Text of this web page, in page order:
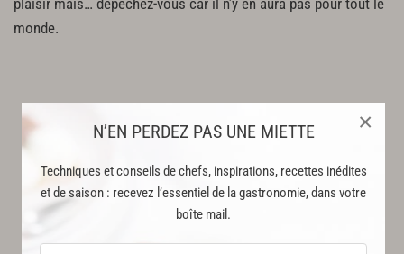
N’EN PERDEZ PAS UNE MIETTE
Techniques et conseils de chefs, inspirations, recettes inédites
et de saison : recevez l’essentiel de la gastronomie, dans votre
boîte mail.
×
plaisir mais… dépêchez-vous car il n’y en aura pas pour tout le
monde.